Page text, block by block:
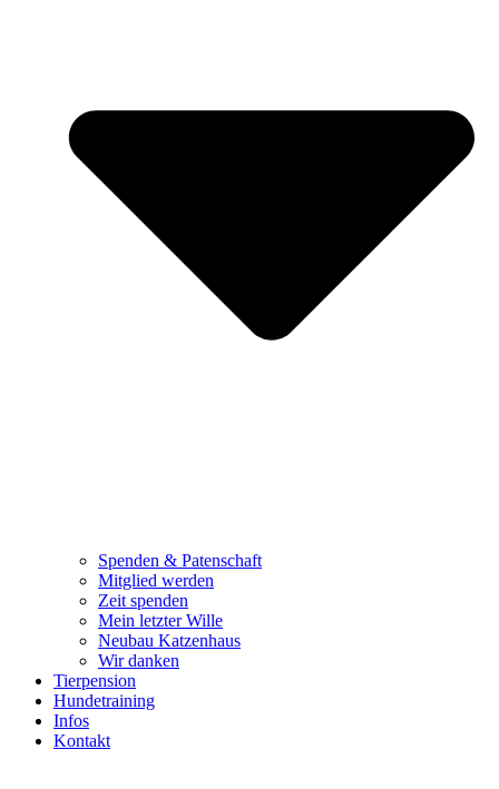
Spenden & Patenschaft
Mitglied werden
Zeit spenden
Mein letzter Wille
Neubau Katzenhaus
Wir danken
Tierpension
Hundetraining
Infos
Kontakt